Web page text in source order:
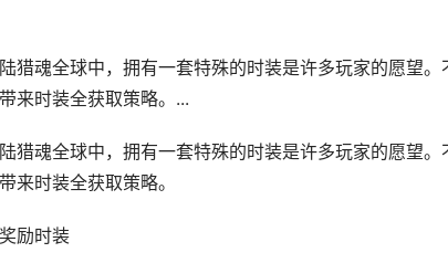
猎魂全球中，拥有一套特殊的时装是许多玩家的愿望
来时装全获取策略。...
猎魂全球中，拥有一套特殊的时装是许多玩家的愿望
来时装全获取策略。
励时装